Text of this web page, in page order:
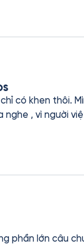
có khen thôi.
, vì người
phần lớn câu